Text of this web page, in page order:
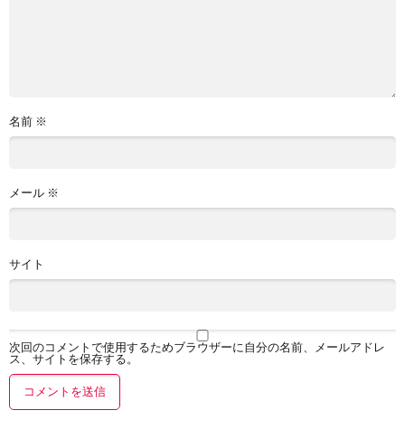
名前 ※
メール ※
サイト
次回のコメントで使用するためブラウザーに自分の名前、メールアドレ
ス、サイトを保存する。